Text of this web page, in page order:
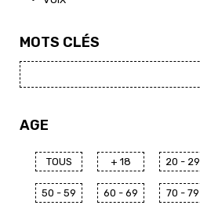
MOTS CLÉS
AGE
TOUS + 18 20 - 29
50 - 59 60 - 69 70 - 79